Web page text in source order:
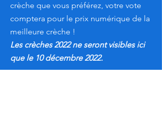
crèche que vous préférez, votre vote
comptera pour le prix numérique de la
meilleure crèche !
Les crèches 2022 ne seront visibles ici
que le 10 décembre 2022.